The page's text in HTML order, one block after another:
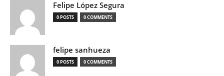
Felipe López Segura
0 POSTS 0 COMMENTS
felipe sanhueza
0 POSTS 0 COMMENTS